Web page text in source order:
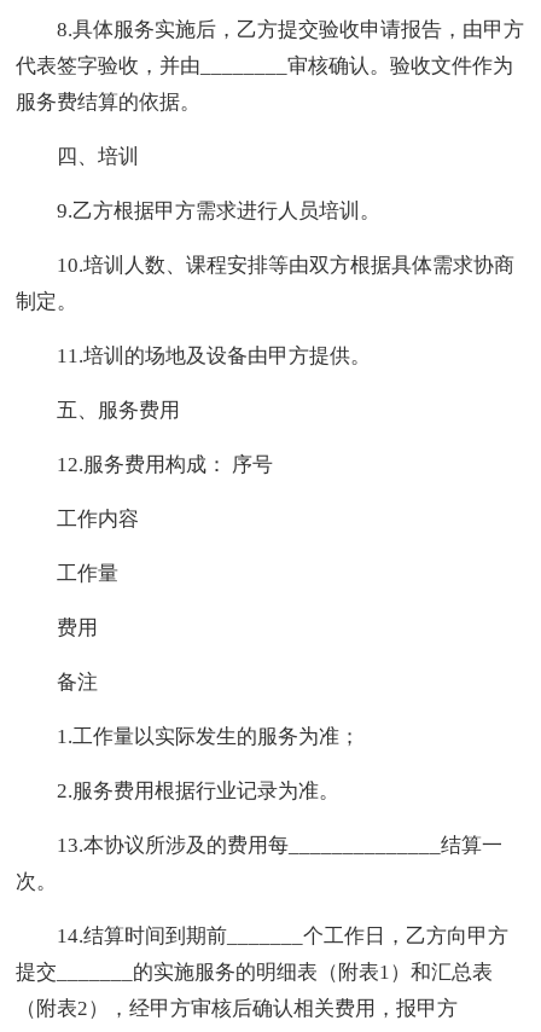
8.具体服务实施后，乙方提交验收申请报告，由甲方
代表签字验收，并由________审核确认。验收文件作为
服务费结算的依据。
四、培训
9.乙方根据甲方需求进行人员培训。
10.培训人数、课程安排等由双方根据具体需求协商
制定。
11.培训的场地及设备由甲方提供。
五、服务费用
12.服务费用构成： 序号
工作内容
工作量
费用
备注
1.工作量以实际发生的服务为准；
2.服务费用根据行业记录为准。
13.本协议所涉及的费用每______________结算一
次。
14.结算时间到期前_______个工作日，乙方向甲方
提交_______的实施服务的明细表（附表1）和汇总表
（附表2），经甲方审核后确认相关费用，报甲方